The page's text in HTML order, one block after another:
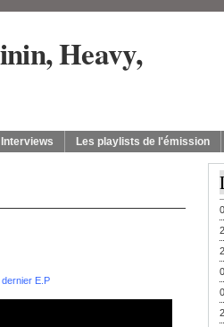
Interviews Les playlists de l'émission
dernier E.P